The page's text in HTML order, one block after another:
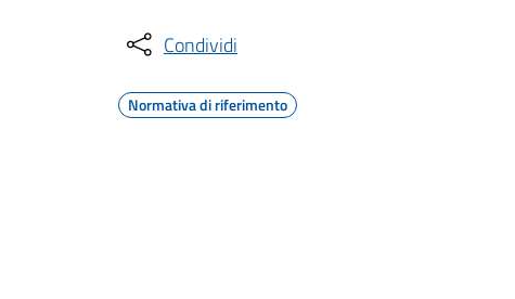
Condividi
Normativa di riferimento